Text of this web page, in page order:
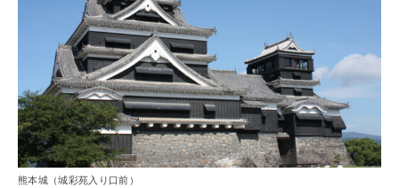
熊本城（城彩苑入り口前）